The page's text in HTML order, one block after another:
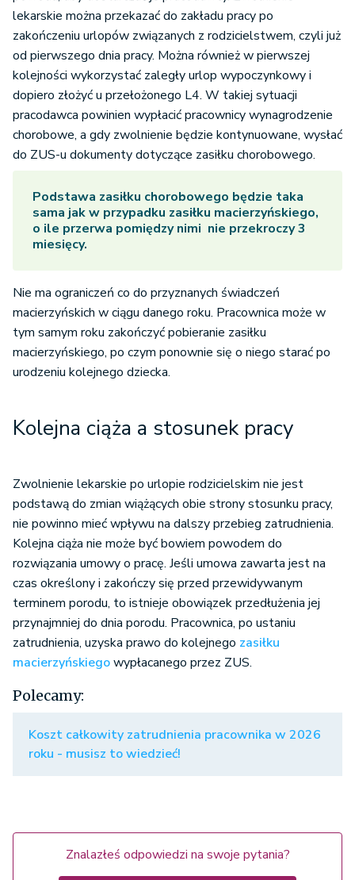
lekarskie można przekazać do zakładu pracy po
zakończeniu urlopów związanych z rodzicielstwem, czyli już
od pierwszego dnia pracy. Można również w pierwszej
kolejności wykorzystać zaległy urlop wypoczynkowy i
dopiero złożyć u przełożonego L4. W takiej sytuacji
pracodawca powinien wypłacić pracownicy wynagrodzenie
chorobowe, a gdy zwolnienie będzie kontynuowane, wysłać
do ZUS-u dokumenty dotyczące zasiłku chorobowego.
Podstawa zasiłku chorobowego będzie taka
sama jak w przypadku zasiłku macierzyńskiego,
o ile przerwa pomiędzy nimi nie przekroczy 3
miesięcy.
Nie ma ograniczeń co do przyznanych świadczeń
macierzyńskich w ciągu danego roku. Pracownica może w
tym samym roku zakończyć pobieranie zasiłku
macierzyńskiego, po czym ponownie się o niego starać po
urodzeniu kolejnego dziecka.
Kolejna ciąża a stosunek pracy
Zwolnienie lekarskie po urlopie rodzicielskim nie jest
podstawą do zmian wiążących obie strony stosunku pracy,
nie powinno mieć wpływu na dalszy przebieg zatrudnienia.
Kolejna ciąża nie może być bowiem powodem do
rozwiązania umowy o pracę. Jeśli umowa zawarta jest na
czas określony i zakończy się przed przewidywanym
terminem porodu, to istnieje obowiązek przedłużenia jej
przynajmniej do dnia porodu. Pracownica, po ustaniu
zatrudnienia, uzyska prawo do kolejnego zasiłku
macierzyńskiegowypłacanego przez ZUS.
Polecamy:
Koszt całkowity zatrudnienia pracownika w 2026
roku - musisz to wiedzieć!
Znalazłeś odpowiedzi na swoje pytania?